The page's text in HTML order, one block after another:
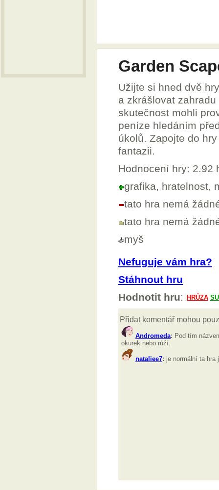
Garden
Užijte si hned dvě
a zkrášlovat
skutečnost mohli
peníze hledáním
úkolů. Zapojte do
fantazii.
Hodnocení hry: 2.92
grafika, hratelnost,
tato hra nemá
tato hra nemá
myš
Nefuguje vám hra?
Stáhnout hru
Hodnotit hru: